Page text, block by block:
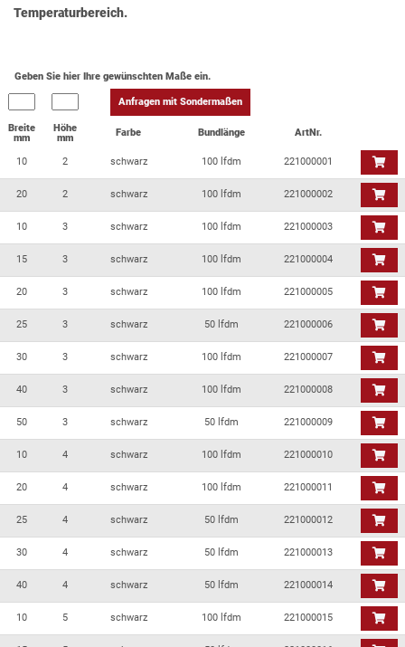
Temperaturbereich.
Geben Sie hier Ihre gewünschten Maße ein.
Anfragen mit Sondermaßen
Breite
mm
Höhe
mm
Farbe Bundlänge ArtNr.
10 2 schwarz 100 lfdm 221000001
20 2 schwarz 100 lfdm 221000002
10 3 schwarz 100 lfdm 221000003
15 3 schwarz 100 lfdm 221000004
20 3 schwarz 100 lfdm 221000005
25 3 schwarz 50 lfdm 221000006
30 3 schwarz 100 lfdm 221000007
40 3 schwarz 100 lfdm 221000008
50 3 schwarz 50 lfdm 221000009
10 4 schwarz 100 lfdm 221000010
20 4 schwarz 100 lfdm 221000011
25 4 schwarz 50 lfdm 221000012
30 4 schwarz 50 lfdm 221000013
40 4 schwarz 50 lfdm 221000014
10 5 schwarz 100 lfdm 221000015